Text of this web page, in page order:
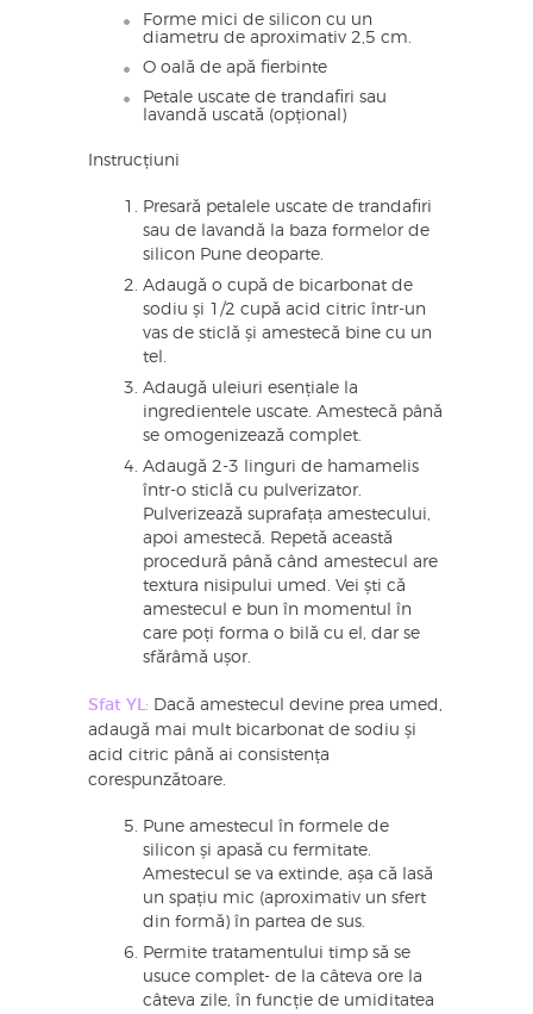
Forme mici de silicon cu un
diametru de aproximativ 2,5 cm.
O oală de apă fierbinte
Petale uscate de trandafiri sau
lavandă uscată (opțional)
Instrucțiuni
Presară petalele uscate de trandafiri
sau de lavandă la baza formelor de
silicon Pune deoparte.
Adaugă o cupă de bicarbonat de
sodiu și 1/2 cupă acid citric într-un
vas de sticlă și amestecă bine cu un
tel.
Adaugă uleiuri esențiale la
ingredientele uscate. Amestecă până
se omogenizează complet.
Adaugă 2-3 linguri de hamamelis
într-o sticlă cu pulverizator.
Pulverizează suprafața amestecului,
apoi amestecă. Repetă această
procedură până când amestecul are
textura nisipului umed. Vei ști că
amestecul e bun în momentul în
care poți forma o bilă cu el, dar se
sfărâmă ușor.
Sfat YL: Dacă amestecul devine prea umed,
adaugă mai mult bicarbonat de sodiu și
acid citric până ai consistența
corespunzătoare.
Pune amestecul în formele de
silicon și apasă cu fermitate.
Amestecul se va extinde, așa că lasă
un spațiu mic (aproximativ un sfert
din formă) în partea de sus.
Permite tratamentului timp să se
usuce complet- de la câteva ore la
câteva zile, în funcție de umiditatea